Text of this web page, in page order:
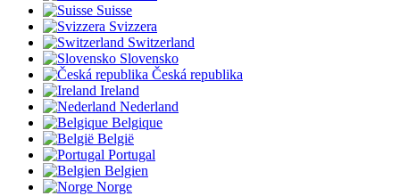
Suisse
Svizzera
Switzerland
Slovensko
Česká republika
Ireland
Nederland
Belgique
België
Portugal
Belgien
Norge